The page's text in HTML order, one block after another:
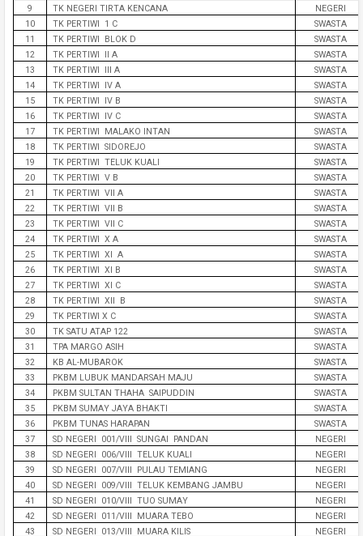
9
TK NEGERI TIRTA KENCANA
NEGERI
10
TK PERTIWI 1 C
SWASTA
11
TK PERTIWI BLOK D
SWASTA
12
TK PERTIWI II A
SWASTA
13
TK PERTIWI III A
SWASTA
14
TK PERTIWI IV A
SWASTA
15
TK PERTIWI IV B
SWASTA
16
TK PERTIWI IV C
SWASTA
17
TK PERTIWI MALAKO INTAN
SWASTA
18
TK PERTIWI SIDOREJO
SWASTA
19
TK PERTIWI TELUK KUALI
SWASTA
20
TK PERTIWI V B
SWASTA
21
TK PERTIWI VII A
SWASTA
22
TK PERTIWI VII B
SWASTA
23
TK PERTIWI VII C
SWASTA
24
TK PERTIWI X A
SWASTA
25
TK PERTIWI XI A
SWASTA
26
TK PERTIWI XI B
SWASTA
27
TK PERTIWI XI C
SWASTA
28
TK PERTIWI XII B
SWASTA
29
TK PERTIWI X C
SWASTA
30
TK SATU ATAP 122
SWASTA
31
TPA MARGO ASIH
SWASTA
32
KB AL-MUBAROK
SWASTA
33
PKBM LUBUK MANDARSAH MAJU
SWASTA
34
PKBM SULTAN THAHA SAIPUDDIN
SWASTA
35
PKBM SUMAY JAYA BHAKTI
SWASTA
36
PKBM TUNAS HARAPAN
SWASTA
37
SD NEGERI 001/VIII SUNGAI PANDAN
NEGERI
38
SD NEGERI 006/VIII TELUK KUALI
NEGERI
39
SD NEGERI 007/VIII PULAU TEMIANG
NEGERI
40
SD NEGERI 009/VIII TELUK KEMBANG JAMBU
NEGERI
41
SD NEGERI 010/VIII TUO SUMAY
NEGERI
42
SD NEGERI 011/VIII MUARA TEBO
NEGERI
43
SD NEGERI 013/VIII MUARA KILIS
NEGERI